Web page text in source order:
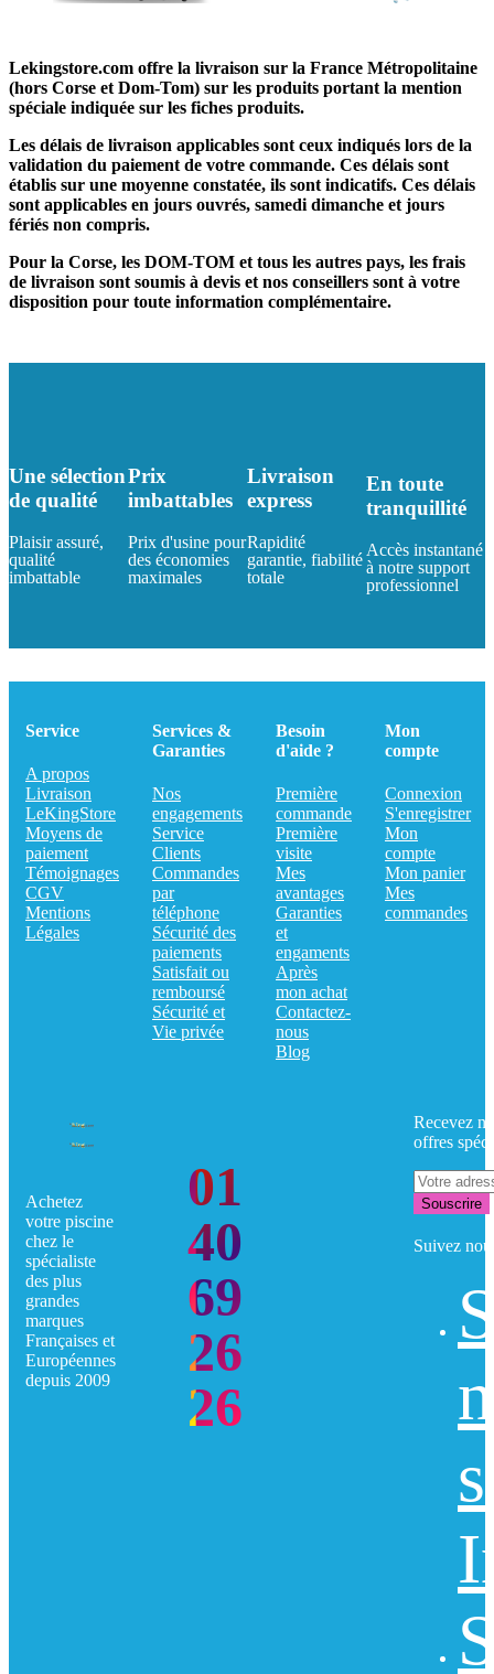
Lekingstore.com offre la livraison sur la France Métropolitaine
(hors Corse et Dom-Tom) sur les produits portant la mention
spéciale indiquée sur les fiches produits.
Les délais de livraison applicables sont ceux indiqués lors de la
validation du paiement de votre commande. Ces délais sont
établis sur une moyenne constatée, ils sont indicatifs. Ces délais
sont applicables en jours ouvrés, samedi dimanche et jours
fériés non compris.
Pour la Corse, les DOM-TOM et tous les autres pays, les frais
de livraison sont soumis à devis et nos conseillers sont à votre
disposition pour toute information complémentaire.
Une sélection
de qualité
Plaisir assuré,
qualité
imbattable
Prix
imbattables
Prix d'usine pour
des économies
maximales
Livraison
express
Rapidité
garantie, fiabilité
totale
En toute
tranquillité
Accès instantané
à notre support
professionnel
Service
A propos
Livraison
LeKingStore
Moyens de
paiement
Témoignages
CGV
Mentions
Légales
Services &
Garanties
Nos
engagements
Service
Clients
Commandes
par
téléphone
Sécurité des
paiements
Satisfait ou
remboursé
Sécurité et
Vie privée
Besoin
d'aide ?
Première
commande
Première
visite
Mes
avantages
Garanties
et
engaments
Après
mon achat
Contactez-
nous
Blog
Mon
compte
Connexion
S'enregistrer
Mon
compte
Mon panier
Mes
commandes
Achetez
votre piscine
chez le
spécialiste
des plus
grandes
marques
Françaises et
Européennes
depuis 2009
01
40
69
26
26
Recevez
offres
Souscrire
Suivez